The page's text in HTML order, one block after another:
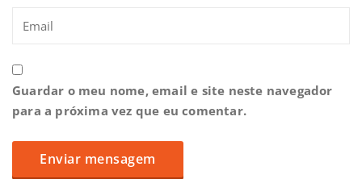
Guardar o meu nome, email e site neste navegador
para a próxima vez que eu comentar.